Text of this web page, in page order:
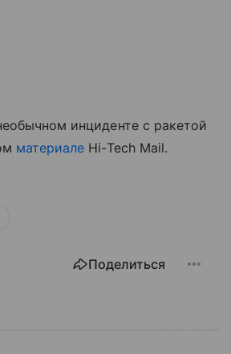
инциденте с ракетой
материале Hi-Tech Mail.
Поделиться